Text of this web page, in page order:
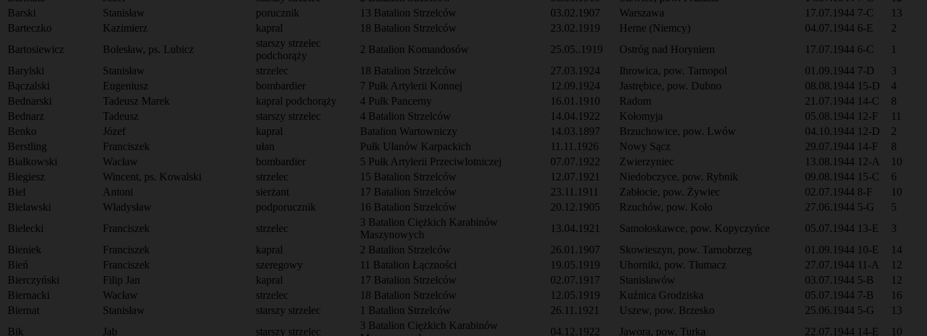
Barski
Stanisław porucznik 13 Batalion Strzelców 03.02.1907 Warszawa 17.07.1944 7-C
13
Barteczko
Kazimierz kapral 18 Batalion Strzelców 23.02.1919 Herne (Niemcy) 04.07.1944 6-E
2
Bartosiewicz
Bolesław, ps. Lubicz
starszy strzelec
podchorąży
2 Batalion Komandosów 25.05..1919 Ostróg nad Horyniem 17.07.1944 6-C
1
Barylski
Stanisław strzelec 18 Batalion Strzelców 27.03.1924 Ihrowica, pow. Tarnopol 01.09.1944 7-D
3
Bączalski
Eugeniusz bombardier 7 Pułk Artylerii Konnej 12.09.1924 Jastrębice, pow. Dubno 08.08.1944 15-D
4
Bednarski
Tadeusz Marek kapral podchorąży 4 Pułk Pancerny 16.01.1910 Radom 21.07.1944 14-C
8
Bednarz
Tadeusz starszy strzelec 4 Batalion Strzelców 14.04.1922 Kołomyja 05.08.1944 12-F
11
Benko
Józef kapral Batalion Wartowniczy 14.03.1897 Brzuchowice, pow. Lwów 04.10.1944 12-D
2
Berstling
Franciszek ułan Pułk Ułanów Karpackich 11.11.1926 Nowy Sącz 29.07.1944 14-F
8
Białkowski
Wacław bombardier 5 Pułk Artylerii Przeciwlotniczej 07.07.1922 Zwierzyniec 13.08.1944 12-A
10
Biegiesz
Wincent, ps. Kowalski strzelec 15 Batalion Strzelców 12.07.1921 Niedobczyce, pow. Rybnik 09.08.1944 15-C
6
Biel
Antoni sierżant 17 Batalion Strzelców 23.11.1911 Zabłocie, pow. Żywiec 02.07.1944 8-F
10
Bielawski
Władysław podporucznik 16 Batalion Strzelców 20.12.1905 Rzuchów, pow. Koło 27.06.1944 5-G
5
Bielecki
Franciszek strzelec
3 Batalion Ciężkich Karabinów
Maszynowych
13.04.1921 Samołoskawce, pow. Kopyczyńce 05.07.1944 13-E
3
Bieniek
Franciszek kapral 2 Batalion Strzelców 26.01.1907 Skowieszyn, pow. Tarnobrzeg 01.09.1944 10-E
14
Bień
Franciszek szeregowy 11 Batalion Łączności 19.05.1919 Uhorniki, pow. Tłumacz 27.07.1944 11-A
12
Bierczyński
Filip Jan kapral 17 Batalion Strzelców 02.07.1917 Stanisławów 03.07.1944 5-B
12
Biernacki
Wacław strzelec 18 Batalion Strzelców 12.05.1919 Kuźnica Grodziska 05.07.1944 7-B
16
Biernat
Stanisław starszy strzelec 1 Batalion Strzelców 26.11.1921 Uszew, pow. Brzesko 25.06.1944 5-G
13
Bik
Jab starszy strzelec
3 Batalion Ciężkich Karabinów
04.12.1922 Jawora, pow. Turka 22.07.1944 14-E
10